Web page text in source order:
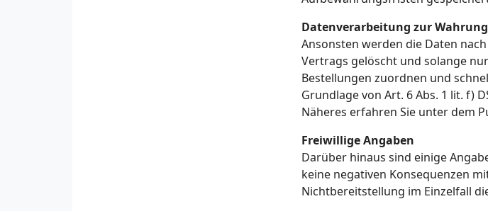
Datenverarbeitung zur
Ansonsten werden die Daten
Vertrags gelöscht und solange
Bestellungen zuordnen und
Grundlage von Art. 6 Abs. 1 lit. f)
Näheres erfahren Sie unter dem
Freiwillige Angaben
Darüber hinaus sind einige
keine negativen Konsequenzen
Nichtbereitstellung im Einzelfall